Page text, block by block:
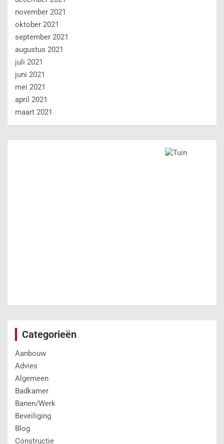
Categorieën
Aanbouw
Advies
Algemeen
Badkamer
Banen/Werk
Beveiliging
Renovatie
Sanitair
Slaapkamer
Tips
Transport
Trends & Tips
Tuin
Uncategorized
Veiligheid
Verbouwing